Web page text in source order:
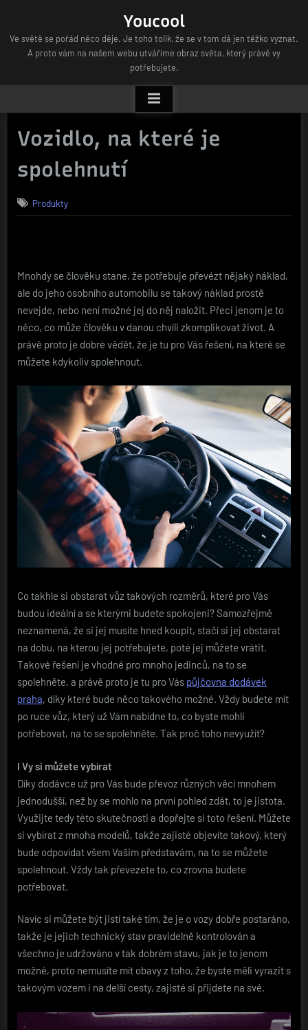
content
Youcool
Ve světě se pořád něco děje. Je toho tolik, že se v tom dá jen těžko vyznat.
A proto vám na našem webu utváříme obraz světa, který právě vy
potřebujete.
Vozidlo, na které je
spolehnutí
Produkty
Mnohdy se člověku stane, že potřebuje převézt nějaký náklad,
ale do jeho osobního automobilu se takový náklad prostě
nevejde, nebo není možné jej do něj naložit. Přeci jenom je to
něco, co může člověku v danou chvíli zkomplikovat život. A
právě proto je dobré vědět, že je tu pro Vás řešení, na které se
můžete kdykoliv spolehnout.
Co takhle si obstarat vůz takových rozměrů, které pro Vás
budou ideální a se kterými budete spokojeni? Samozřejmě
neznamená, že si jej musíte hned koupit, stačí si jej obstarat
na dobu, na kterou jej potřebujete, poté jej můžete vrátit.
Takové řešení je vhodné pro mnoho jedinců, na to se
spolehněte, a právě proto je tu pro Vás půjčovna dodávek
praha, díky které bude něco takového možné. Vždy budete mít
po ruce vůz, který už Vám nabídne to, co byste mohli
potřebovat, na to se spolehněte. Tak proč toho nevyužít?
I Vy si můžete vybírat
Díky dodávce už pro Vás bude převoz různých věcí mnohem
jednodušší, než by se mohlo na první pohled zdát, to je jistota.
Využijte tedy této skutečnosti a dopřejte si toto řešení. Můžete
si vybírat z mnoha modelů, takže zajisté objevíte takový, který
bude odpovídat všem Vašim představám, na to se můžete
spolehnout. Vždy tak převezete to, co zrovna budete
potřebovat.
Navíc si můžete být jistí také tím, že je o vozy dobře postaráno,
takže je jejich technický stav pravidelně kontrolován a
všechno je udržováno v tak dobrém stavu, jak je to jenom
možné, proto nemusíte mít obavy z toho, že byste měli vyrazit s
takovým vozem i na delší cesty, zajisté si přijdete na své.